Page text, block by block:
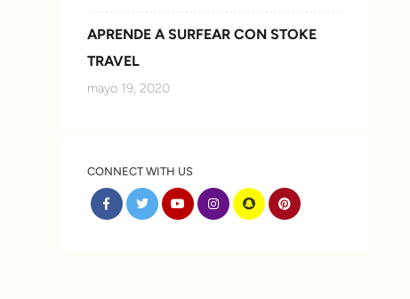
APRENDE A SURFEAR CON STOKE
TRAVEL
mayo 19, 2020
CONNECT WITH US